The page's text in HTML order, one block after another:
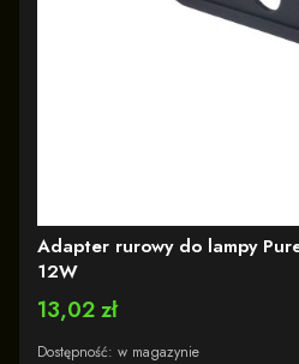
Adapter rurowy do lampy
12W
Cena
13,02 zł
Dostępność: w magazynie